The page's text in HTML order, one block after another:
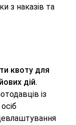
з наказів та
квоту для
дій.
із